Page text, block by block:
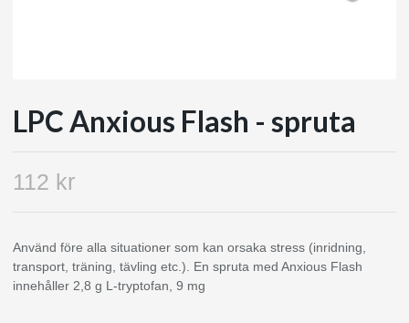
LPC Anxious Flash - spruta
112 kr
Använd före alla situationer som kan orsaka stress (inridning,
transport, träning, tävling etc.). En spruta med Anxious Flash
innehåller 2,8 g L-tryptofan, 9 mg